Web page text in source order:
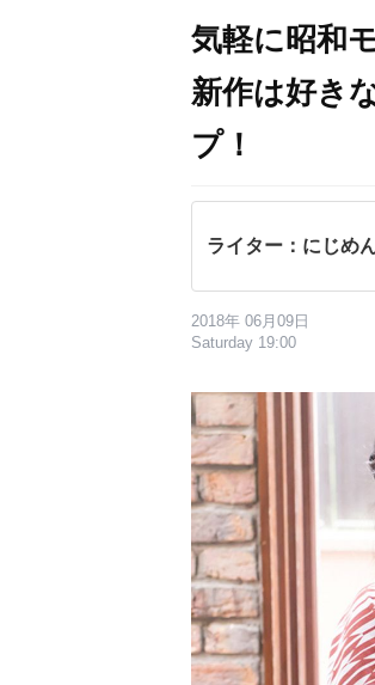
気軽に昭和
新作は好き
プ！
ライター：にじめ
2018年 06月09日
Saturday 19:00